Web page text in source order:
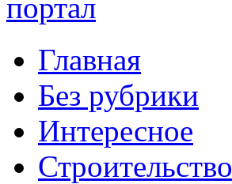
Главная
Без рубрики
Интересное
Строительство